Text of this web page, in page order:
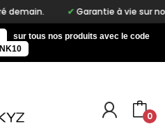
Garantie à vie sur notre
sur tous nos produits avec le code
INK10
0